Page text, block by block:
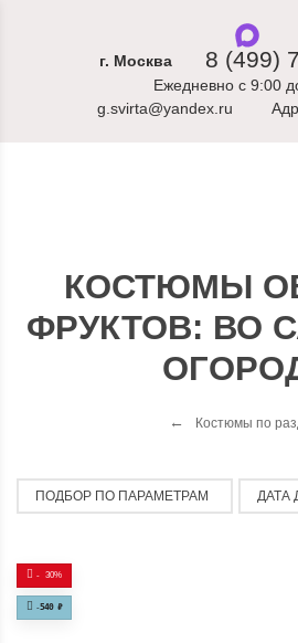
г. Москва 8 (499)
Ежедневно с 9:00
g.svirta@yandex.ru
КОСТЮМЫ
ФРУКТОВ: ВО
Костюмы по
ПОДБОР ПО ПАРАМЕТРАМ ДАТА
- 30%
-540 ₽